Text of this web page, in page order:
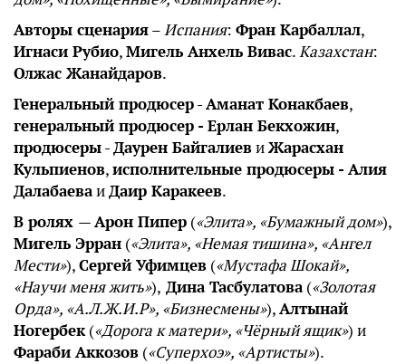
Авторы сценария–Испания: Фран Карбаллал,
Игнаси Рубио,Мигель Анхель Вивас.Казахстан:
Олжас Жанайдаров.
Генеральный продюсер-Аманат Конакбаев,
генеральный продюсер - Ерлан Бекхожин,
продюсеры-Даурен БайгалиевиЖарасхан
Кульпиенов,исполнительные продюсеры - Алия
ДалабаеваиДаир Каракеев.
В ролях —Арон Пипер («Элита», «Бумажный дом»),
Мигель Эрран («Элита», «Немая тишина», «Ангел
Мести»),Сергей Уфимцев («Мустафа Шокай»,
«Научи меня жить»), Дина Тасбулатова(«Золотая
Орда», «А.Л.Ж.И.Р», «Бизнесмены»),Алтынай
Ногербек(«Дорога к матери», «Чёрный ящик») и
Фараби Аккозов («Суперхоэ», «Артисты»).